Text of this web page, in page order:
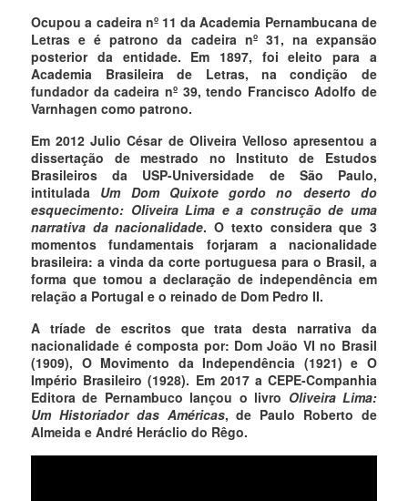
Ocupou a cadeira nº 11 da Academia Pernambucana de
Letras e é patrono da cadeira nº 31, na expansão
posterior da entidade. Em 1897, foi eleito para a
Academia Brasileira de Letras, na condição de
fundador da cadeira nº 39, tendo Francisco Adolfo de
Varnhagen como patrono.
Em 2012 Julio César de Oliveira Velloso apresentou a
dissertação de mestrado no Instituto de Estudos
Brasileiros da USP-Universidade de São Paulo,
intitulada Um Dom Quixote gordo no deserto do
esquecimento: Oliveira Lima e a construção de uma
narrativa da nacionalidade. O texto considera que 3
momentos fundamentais forjaram a nacionalidade
brasileira: a vinda da corte portuguesa para o Brasil, a
forma que tomou a declaração de independência em
relação a Portugal e o reinado de Dom Pedro II.
A tríade de escritos que trata desta narrativa da
nacionalidade é composta por: Dom João VI no Brasil
(1909), O Movimento da Independência (1921) e O
Império Brasileiro (1928). Em 2017 a CEPE-Companhia
Editora de Pernambuco lançou o livro Oliveira Lima:
Um Historiador das Américas, de Paulo Roberto de
Almeida e André Heráclio do Rêgo.